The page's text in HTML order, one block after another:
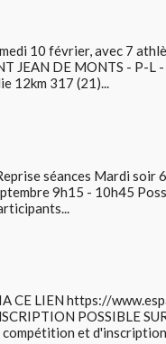
10 février, avec 7
JEAN DE MONTS - P-L
12km 317 (21)...
séances Mardi soir 6
9h15 - 10h45
CE LIEN https://
POSSIBLE
et